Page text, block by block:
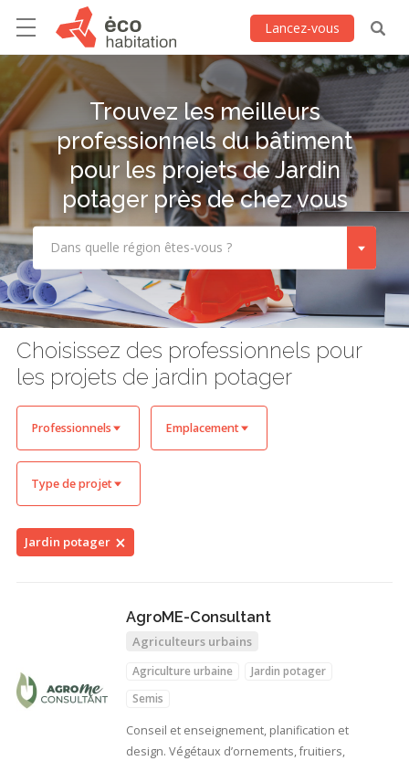
Lancez-vous
Trouvez les meilleurs
professionnels du bâtiment
pour les projets de Jardin
potager près de chez vous
Dans quelle région êtes-vous ?
Choisissez des professionnels pour
les projets de jardin potager
Professionnels Emplacement
Type de projet
Jardin potager
AgroME-Consultant
Agriculteurs urbains
Agriculture urbaine
Jardin potager
Semis
Conseil et enseignement, planification et
design. Végétaux d’ornements, fruitiers,